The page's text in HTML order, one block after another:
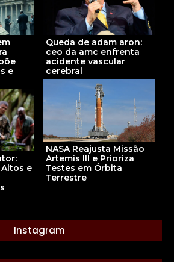
e
Queda de adam aron:
ceo da amc enfrenta
acidente vascular
cerebral
NASA Reajusta Missão
Artemis III e Prioriza
Testes em Órbita
Terrestre
e
Instagram